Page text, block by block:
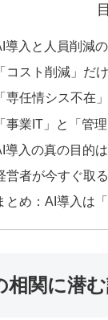
導入と人員削減
「コスト削減」だ
「専任情シス不在
「事業IT」と「管
導入の真の目的
営者が今すぐ取
とめ：AI導入は
相関に潜